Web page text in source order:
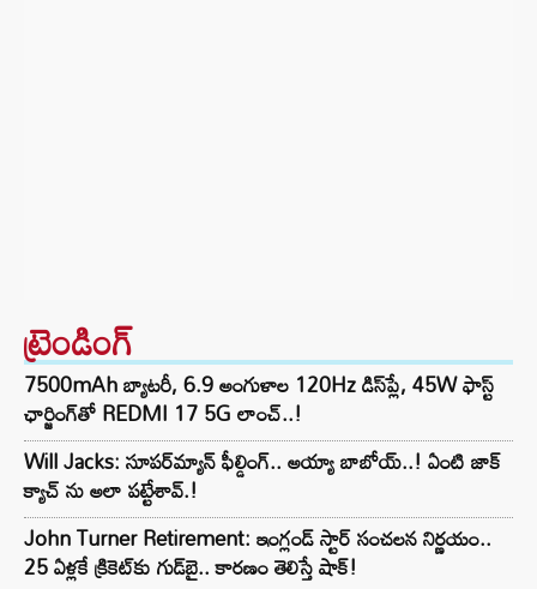
ట్రెండింగ్‌
7500mAh బ్యాటరీ, 6.9 అంగుళాల 120Hz డిస్‌ప్లే, 45W ఫాస్ట్
ఛార్జింగ్‌తో REDMI 17 5G లాంచ్..!
Will Jacks: సూపర్‌మ్యాన్ ఫీల్డింగ్.. అయ్యా బాబోయ్..! ఏంటి జాక్
క్యాచ్ ను అలా పట్టేశావ్.!
John Turner Retirement: ఇంగ్లండ్ స్టార్ సంచలన నిర్ణయం..
25 ఏళ్లకే క్రికెట్‌కు గుడ్‌బై.. కారణం తెలిస్తే షాక్!